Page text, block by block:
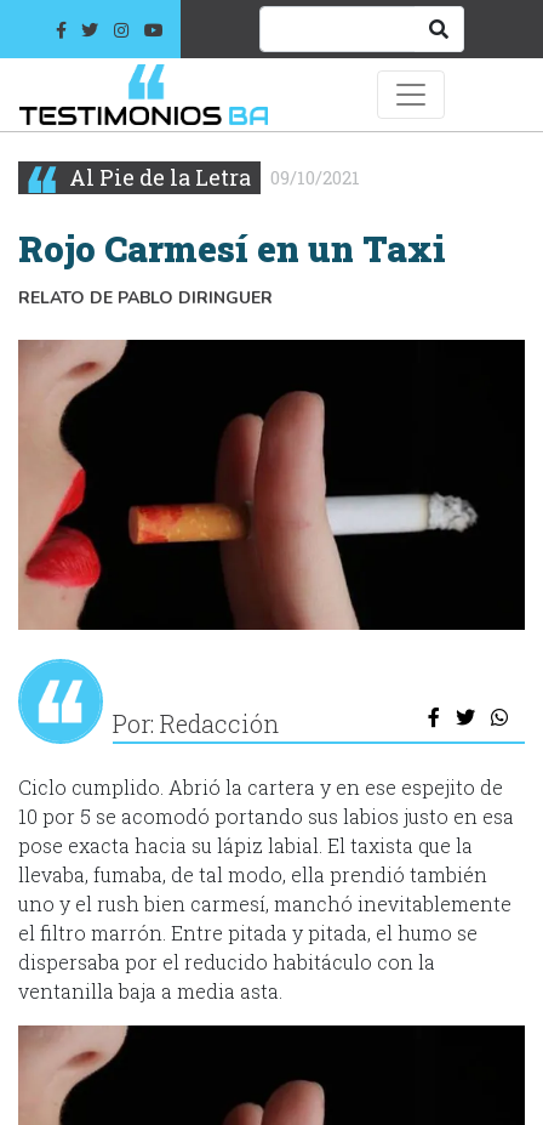
Al Pie de la Letra 09/10/2021
Rojo Carmesí en un Taxi
RELATO DE PABLO DIRINGUER
Por: Redacción
Ciclo cumplido. Abrió la cartera y en ese espejito de
10 por 5 se acomodó portando sus labios justo en esa
pose exacta hacia su lápiz labial. El taxista que la
llevaba, fumaba, de tal modo, ella prendió también
uno y el rush bien carmesí, manchó inevitablemente
el filtro marrón. Entre pitada y pitada, el humo se
dispersaba por el reducido habitáculo con la
ventanilla baja a media asta.